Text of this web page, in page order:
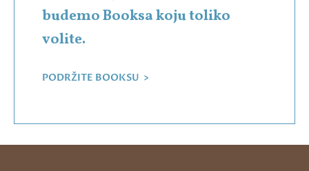
budemo Booksa koju toliko
volite.
PODRŽITE BOOKSU >